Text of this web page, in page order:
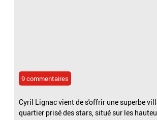
9 commentaires
Cyril Lignac vient de s'offrir une superbe
quartier prisé des stars, situé sur les